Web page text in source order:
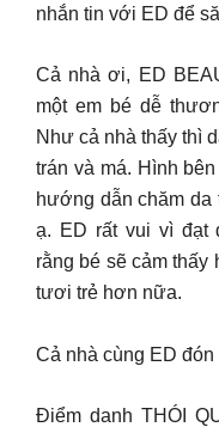
nhắn tin với ED để
Cả nhà ơi, ED
một em bé dễ
Như cả nhà thấy thì
trán và má. Hình
hướng dẫn chăm
ạ. ED rất vui vì đạt
rằng bé sẽ cảm thấy
tươi trẻ hơn nữa.
Cả nhà cùng ED
Điểm danh THÓI